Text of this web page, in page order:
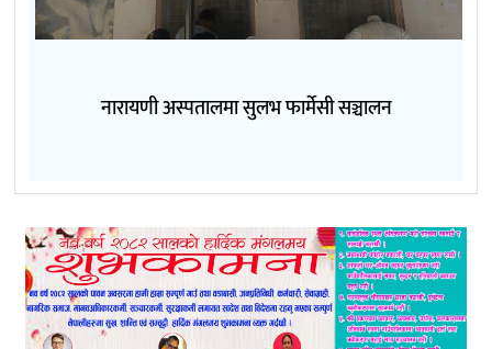
नारायणी अस्पतालमा सुलभ फार्मेसी सञ्चालन